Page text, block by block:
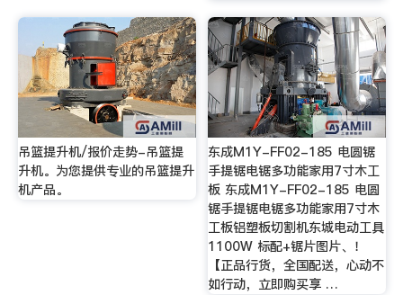
吊篮提升机/报价走势-吊篮提
升机。为您提供专业的吊篮提升
机产品。
东成M1Y-FF02-185 电圆锯
手提锯电锯多功能家用7寸木工
板 东成M1Y-FF02-185 电圆
锯手提锯电锯多功能家用7寸木
工板铝塑板切割机东城电动工具
1100W 标配+锯片图片、！
【正品行货，全国配送，心动不
如行动，立即购买享 …